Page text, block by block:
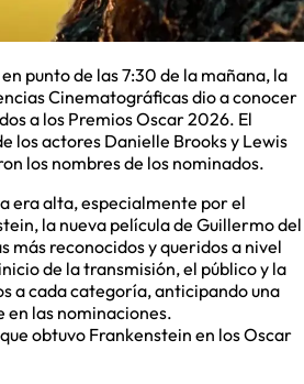
punto de las 7:30 de la mañana, la
Cinematográficas dio a conocer
a los Premios Oscar 2026. El
los actores Danielle Brooks y Lewis
los nombres de los nominados.
era alta, especialmente por el
la nueva película de Guillermo del
más reconocidos y queridos a nivel
de la transmisión, el público y la
a cada categoría, anticipando una
las nominaciones.
obtuvo Frankenstein en los Oscar